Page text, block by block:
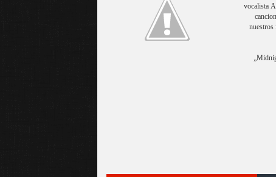
vocalista
nuestros